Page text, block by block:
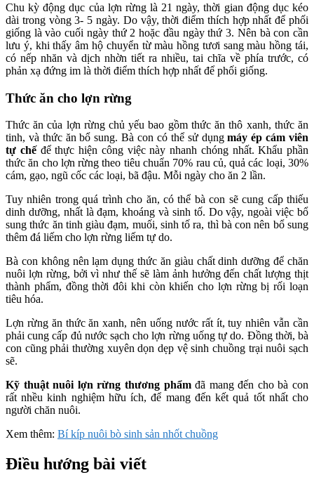
Chu kỳ động dục của lợn rừng là 21 ngày, thời gian động dục kéo
dài trong vòng 3- 5 ngày. Do vậy, thời điểm thích hợp nhất để phối
giống là vào cuối ngày thứ 2 hoặc đầu ngày thứ 3. Nên bà con cần
lưu ý, khi thấy âm hộ chuyển từ màu hồng tươi sang màu hồng tái,
có nếp nhăn và dịch nhờn tiết ra nhiều, tai chĩa về phía trước, có
phản xạ đứng im là thời điểm thích hợp nhất để phối giống.
Thức ăn cho lợn rừng
Thức ăn của lợn rừng chủ yếu bao gồm thức ăn thô xanh, thức ăn
tinh, và thức ăn bổ sung. Bà con có thể sử dụngmáy ép cám viên
tự chếđể thực hiện công việc này nhanh chóng nhất. Khẩu phần
thức ăn cho lợn rừng theo tiêu chuẩn 70% rau củ, quả các loại, 30%
cám, gạo, ngũ cốc các loại, bã đậu. Mỗi ngày cho ăn 2 lần.
Tuy nhiên trong quá trình cho ăn, có thể bà con sẽ cung cấp thiếu
dinh dưỡng, nhất là đạm, khoáng và sinh tố. Do vậy, ngoài việc bổ
sung thức ăn tinh giàu đạm, muối, sinh tố ra, thì bà con nên bổ sung
thêm đá liếm cho lợn rừng liếm tự do.
Bà con không nên lạm dụng thức ăn giàu chất dinh dưỡng để chăn
nuôi lợn rừng, bởi vì như thế sẽ làm ảnh hưởng đến chất lượng thịt
thành phẩm, đồng thời đôi khi còn khiến cho lợn rừng bị rối loạn
tiêu hóa.
Lợn rừng ăn thức ăn xanh, nên uống nước rất ít, tuy nhiên vẫn cần
phải cung cấp đủ nước sạch cho lợn rừng uống tự do. Đồng thời, bà
con cũng phải thường xuyên dọn dẹp vệ sinh chuồng trại nuôi sạch
sẽ.
Kỹ thuật nuôi lợn rừng thương phẩmđã mang đến cho bà con
rất nhều kinh nghiệm hữu ích, để mang đến kết quả tốt nhất cho
người chăn nuôi.
Xem thêm: Bí kíp nuôi bò sinh sản nhốt chuồng
Điều hướng bài viết